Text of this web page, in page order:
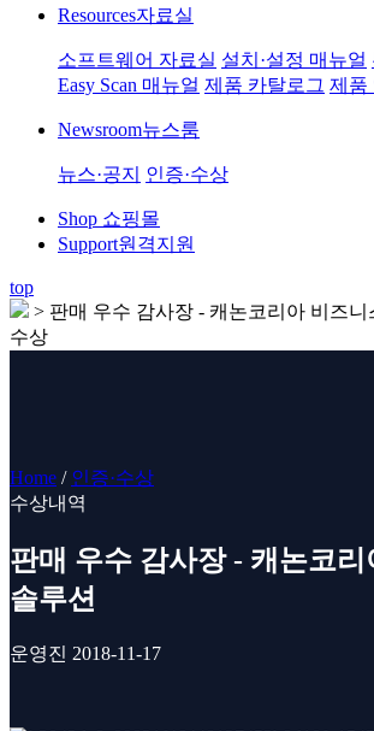
Resources자료실
소프트웨어 자료실 설치·설정 매뉴얼
Easy Scan 매뉴얼 제품 카탈로그 제품
Newsroom뉴스룸
뉴스·공지 인증·수상
Shop 쇼핑몰
Support원격지원
top
> 판매 우수 감사장 - 캐논코리아 비즈니
수상
Home / 인증·수상
수상내역
판매 우수 감사장 - 캐논코
솔루션
운영진 2018-11-17